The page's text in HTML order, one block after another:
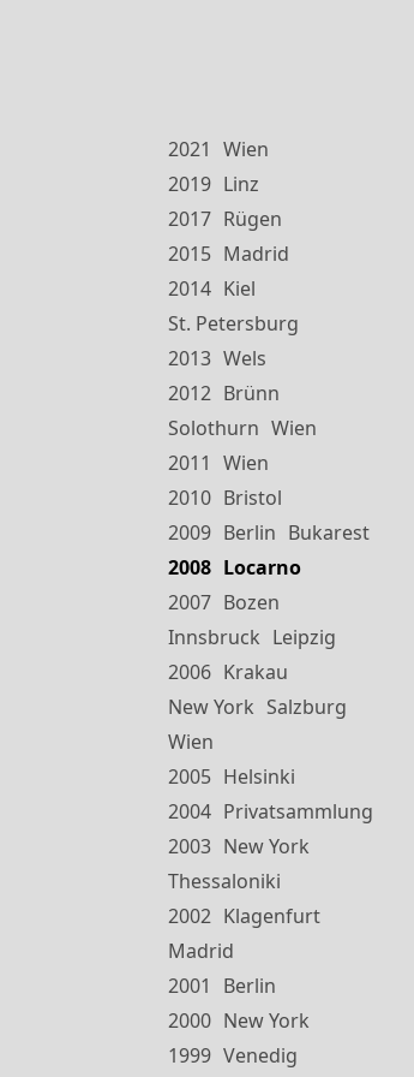
2021 Wien
2019 Linz
2017 Rügen
2015 Madrid
2014 Kiel
St. Petersburg
2013 Wels
2012 Brünn
Solothurn Wien
2011 Wien
2010 Bristol
2009 Berlin Bukarest
2008 Locarno
2007 Bozen
Innsbruck Leipzig
2006 Krakau
New York Salzburg
Wien
2005 Helsinki
2004 Privatsammlung
2003 New York
Thessaloniki
2002 Klagenfurt
Madrid
2001
Berlin
2000 New York
1999 Venedig